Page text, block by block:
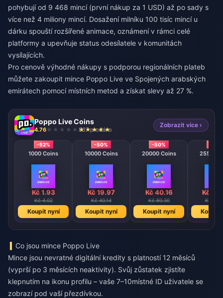
pohybují od 9 468 mincí (první nákup za 1 USD) až po sady s
více než 4 miliony mincí. Dosažení milníku 100 tisíc mincí u
dárku spouští rozšířené animace, oznámení v rámci celé
platformy a upevňuje status odesílatele v komunitách
vysílajících.
Pro cenově výhodné nákupy s podporou regionálních plateb
můžete zakoupit mince Poppo Live ve Spojených arabských
emirátech pomocí místních metod a získat slevy až 27 %.
Poppo Live Coins
4.76 837 prodáno
Zobrazit více ›
-52%
1000 Coins
Kč 1.93
Kč 4.02
Koupit nyní
-50%
10000 Coins
Kč 19.97
Kč 40.14
Koupit nyní
-50%
20000 Coins
Kč 40.16
Kč 80.30
Koupit nyní
25500
Kč
Kč
Koupit
Co jsou mince Poppo Live
Mince jsou nevratné digitální kredity s platností 12 měsíců
(vyprší po 3 měsících neaktivity). Svůj zůstatek zjistíte
klepnutím na ikonu profilu – vaše 7–10místné ID uživatele se
zobrazí pod vaší přezdívkou.